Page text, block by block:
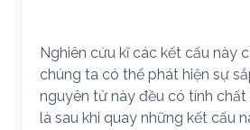
Nghiên cứu kĩ các kết cấu này
chúng ta có thể phát hiện sự
nguyên tử này đều có tính
là sau khi quay những kết cấu